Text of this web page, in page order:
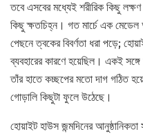
তবে এসবের মধ্যেই শরীরিক কিছু
কিছু ক্ষতচিহ্ন। গত মার্চে এক মেডেল
পেছনে ত্বকের বিবর্ণতা ধরা পড়ে;
ব্যবহারের কারণে হয়েছিল। একই
তাঁর হাতে কচ্ছপের মতো দাগ গঠিত
গোড়ালি কিছুটা ফুলে উঠেছে।
হোয়াইট হাউস জন্মদিনের